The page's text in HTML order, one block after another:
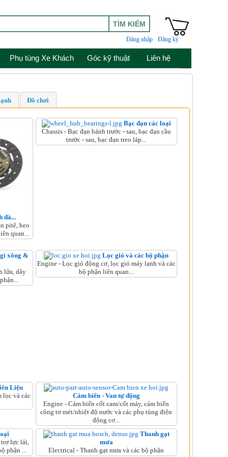
Đăng nhập Đăng ký
Phụ tùng Xe Khách Góc kỹ thuật Liên hệ
Đồ chơi
đà...
pitê, heo
quan...
Bạc đạn các loại
Chassis - Bạc đạn bánh trước - sau, bạc đạn cầu
trước - sau, bạc đạn treo láp...
xông &
lửa, dây
Lọc gió và các bộ phận
Engine - Lọc gió động cơ, lọc gió máy lạnh và các
bộ phận liên quan...
Liệu
lọc và các
Cảm biến - Van tự động
Engine - Cảm biến cốt cam/cốt máy, cảm biến
công tơ mét/nhiệt độ nước và các phụ tùng điện
động cơ...
lực lái,
phận ...
Thanh gạt
mưa
Electrical - Thanh gạt mưa và các bộ phận